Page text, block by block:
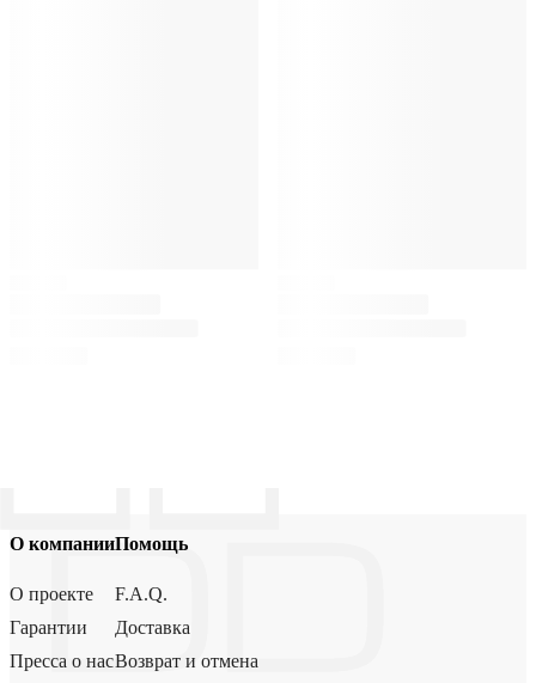
О компании
О проекте
Гарантии
Пресса о нас
Помощь
F.A.Q.
Доставка
Возврат и отмена